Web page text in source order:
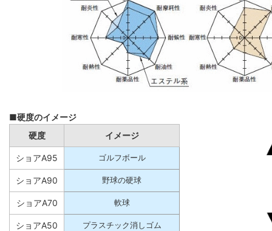
■硬度のイメージ
硬度
イメージ
ショアA95 ゴルフボール
ショアA90 野球の硬球
ショアA70 軟球
ショアA50 プラスチック消しゴム